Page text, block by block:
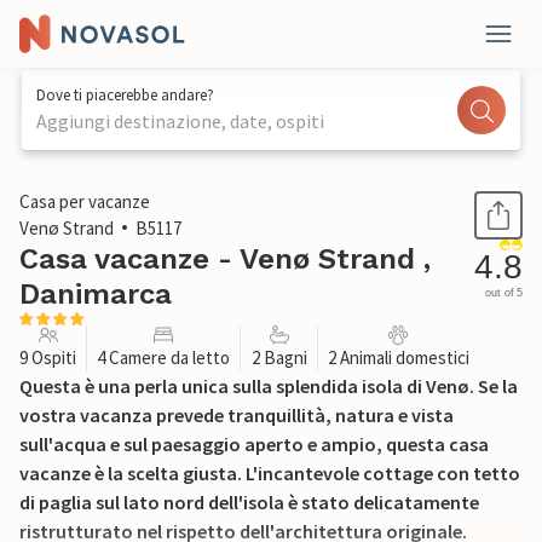
Dove ti piacerebbe andare?
Aggiungi destinazione, date, ospiti
1 / 33
Casa per vacanze
Venø Strand
B5117
Casa vacanze - Venø Strand ,
Danimarca
4.8
out of 5
9 Ospiti 4 Camere da letto 2 Bagni 2 Animali domestici
Questa è una perla unica sulla splendida isola di Venø. Se la
vostra vacanza prevede tranquillità, natura e vista
sull'acqua e sul paesaggio aperto e ampio, questa casa
vacanze è la scelta giusta. L'incantevole cottage con tetto
di paglia sul lato nord dell'isola è stato delicatamente
ristrutturato nel rispetto dell'architettura originale.